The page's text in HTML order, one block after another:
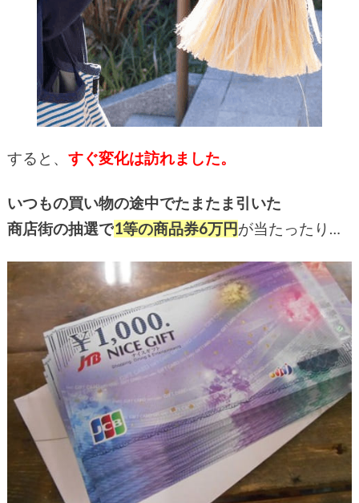
すると、 すぐ変化は訪れました。
いつもの買い物の途中でたまたま引いた
商店街の抽選で1等の商品券6万円が当たったり…